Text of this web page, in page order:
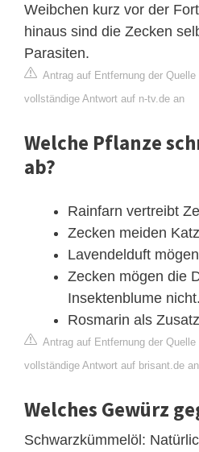
Weibchen kurz vor der
hinaus sind die Zecken
Parasiten.
Antrag auf Entfernung der Quelle
vollständige Antwort auf n-tv.de an
Welche Pflanze
ab?
Rainfarn vertreibt
Zecken meiden
Lavendelduft
Zecken mögen die
Insektenblume nicht.
Rosmarin als
Antrag auf Entfernung der Quelle
vollständige Antwort auf brisant.de an
Welches Gewürz
Schwarzkümmelöl: